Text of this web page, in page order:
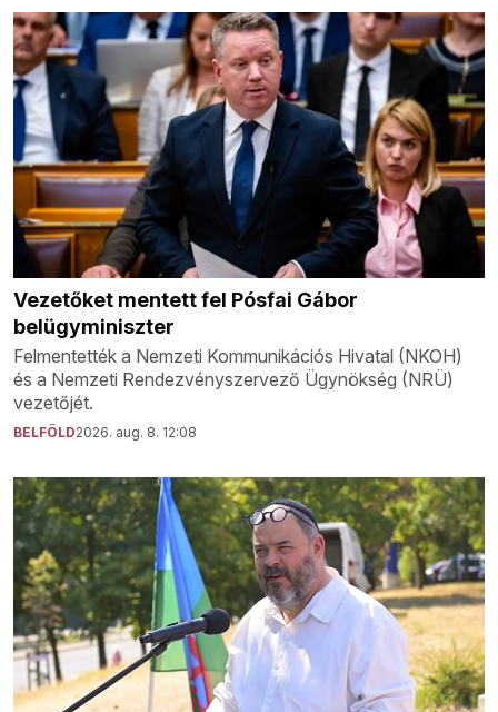
Vezetőket mentett fel Pósfai Gábor
belügyminiszter
Felmentették a Nemzeti Kommunikációs Hivatal (NKOH)
és a Nemzeti Rendezvényszervező Ügynökség (NRÜ)
vezetőjét.
BELFÖLD2026. aug. 8. 12:08